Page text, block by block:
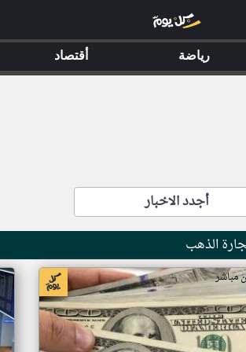
أجدد الاخبار
الذهب
مباشر
رياضة أقتصاد